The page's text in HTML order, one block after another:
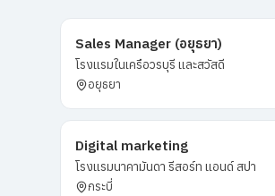
Sales Manager (อยุธยา)
โรงแรมในเครือวรบุรี และสวัสดี
อยุธยา
Digital marketing
โรงแรมนาคามันดา​ รีสอร์ท​ แอนด์​ สปา
กระบี่